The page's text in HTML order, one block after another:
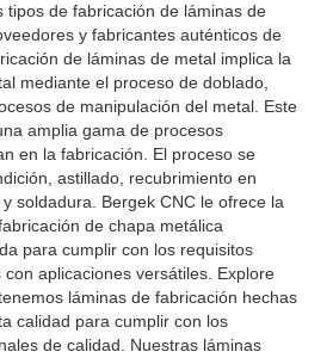
tipos de fabricación de láminas de
y fabricantes auténticos de
de láminas de metal implica la
mediante el proceso de doblado,
de manipulación del metal. Este
amplia gama de procesos
en la fabricación. El proceso se
astillado, recubrimiento en
soldadura. Bergek CNC le ofrece la
de chapa metálica
para cumplir con los requisitos
aplicaciones versátiles. Explore
láminas de fabricación hechas
calidad para cumplir con los
de calidad. Nuestras láminas